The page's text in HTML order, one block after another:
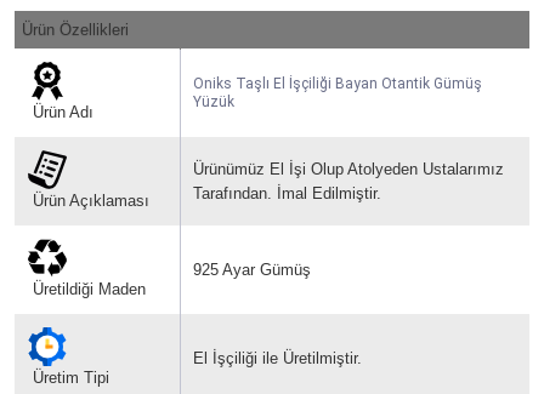
Ürün Özellikleri
Ürün Adı
Oniks Taşlı El İşçiliği Bayan Otantik Gümüş
Yüzük
Ürün Açıklaması
Ürünümüz El İşi Olup Atolyeden Ustalarımız
Tarafından. İmal Edilmiştir.
Üretildiği Maden
925 Ayar Gümüş
Üretim Tipi
El İşçiliği ile Üretilmiştir.